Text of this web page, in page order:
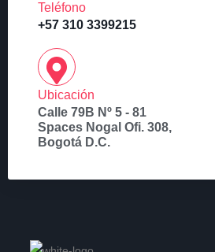
Teléfono
+57 310 3399215
Ubicación
Calle 79B Nº 5 - 81
Spaces Nogal Ofi. 308,
Bogotá D.C.